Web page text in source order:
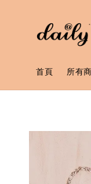
首頁 所有